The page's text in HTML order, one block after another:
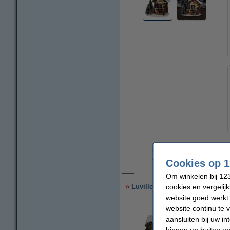
Luville Molendam
Cookies op
Om winkelen bij
cookies en
website goed
website continu te
aansluiten bij uw